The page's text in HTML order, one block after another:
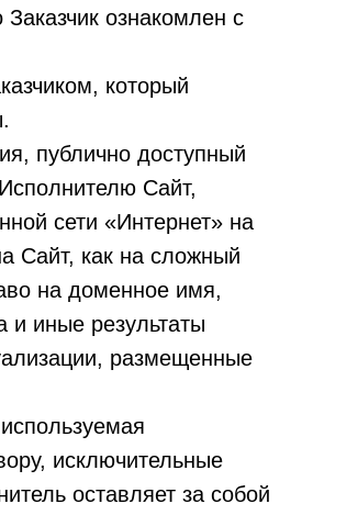
ознакомлен с
который
публично доступный
Сайт,
сети «Интернет» на
Сайт, как на сложный
на доменное имя,
и иные результаты
размещенные
исключительные
оставляет за собой